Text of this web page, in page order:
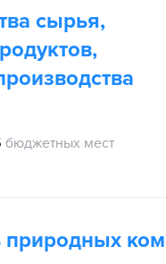
сырья,
бюджетных мест
природных